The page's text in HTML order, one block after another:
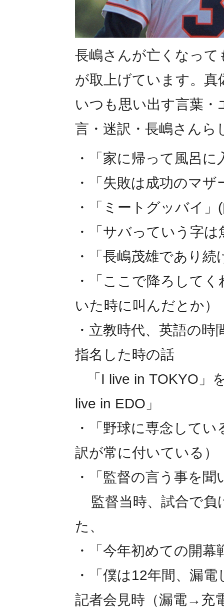
長嶋さんが亡くなっ
が取上げています。真
いつも思い出す言葉
言・迷訳・長嶋さんら
・「家に帰って風呂
・「失敗は成功のマザ
・「ミートグッバイ」
・「サバっていう字
・「長嶋茂雄であり
・「ここで降ろして
いた時に叫んだとか）
・立教時代、英語の
指名した時の話
「I live in TOKYO」
live in EDO」
・「野球に専念して
訳が常に付いている）
・「監督の言う事を
監督当時、試合で負
た、
・「今年初めての開
・「僕は12年間、漏
記者会見時（漏電→充